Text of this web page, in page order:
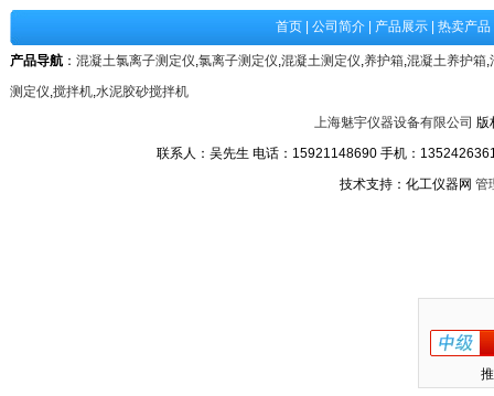
首页 公司简介 产品展示 热卖产品
产品导航 ： 混凝土氯离子测定仪,氯离子测定仪,混凝土测定仪,养护箱,混凝土养护箱,
测定仪,搅拌机,水泥胶砂搅拌机
上海魅宇仪器设备有限公司 版
联系人：吴先生 电话：15921148690 手机：
技术支持：化工仪器网 管